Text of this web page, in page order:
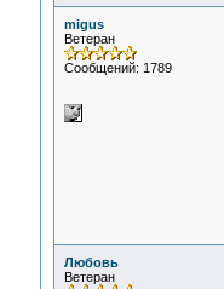
migus
Ветеран
Сообщений: 1789
Любовь
Ветеран